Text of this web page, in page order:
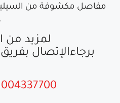
مفاصل مكشوفة من
تتراكم غالبًا أثناء الإستحمام.
لمزيد من
برجاءالإتصال